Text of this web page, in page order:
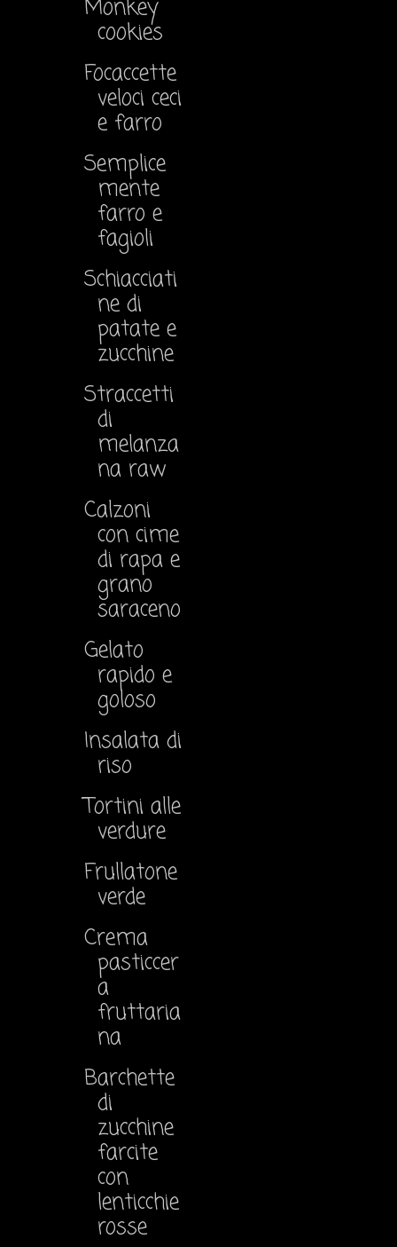
Monkey
cookies
Focaccette
veloci ceci
e farro
Semplice
mente
farro e
fagioli
Schiacciati
ne di
patate e
zucchine
Straccetti
di
melanza
na raw
Calzoni
con cime
di rapa e
grano
saraceno
Gelato
rapido e
goloso
Insalata di
riso
Tortini alle
verdure
Frullatone
verde
Crema
pasticcer
a
fruttaria
na
Barchette
di
zucchine
farcite
con
lenticchie
rosse